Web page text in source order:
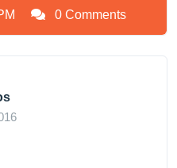
0 Comments